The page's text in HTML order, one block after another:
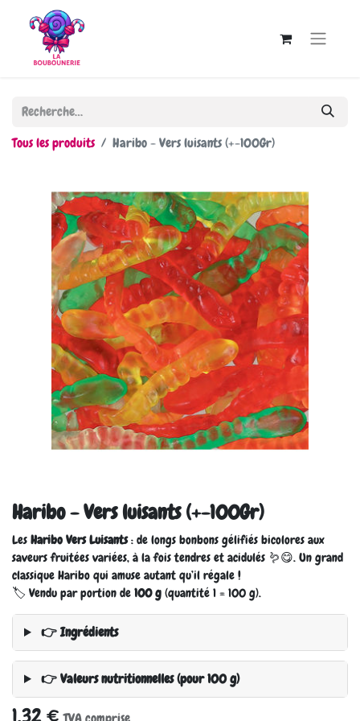
Tous les produits Haribo - Vers luisants (+-100Gr)
Haribo - Vers luisants (+-100Gr)
Les Haribo Vers Luisants: de longs bonbons gélifiés bicolores aux
saveurs fruitées variées, à la fois tendres et acidulés 🪱😋. Un grand
classique Haribo qui amuse autant qu’il régale !
🏷️ Vendu par portion de 100 g (quantité 1 = 100 g).
👉 Ingrédients
👉 Valeurs nutritionnelles (pour 100 g)